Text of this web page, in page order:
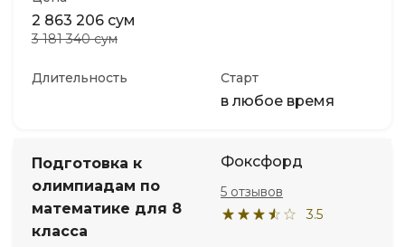
2 863 206 сум
3 181 340 сум
Длительность Старт
в любое время
Подготовка к
олимпиадам по
математике для 8
класса
Фоксфорд
3.5
5 отзывов